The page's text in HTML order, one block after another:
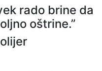
rado brine da
oštrine.”